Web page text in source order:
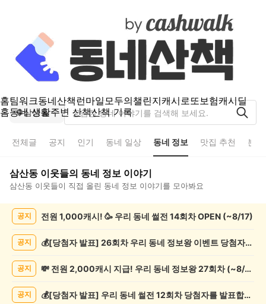
홈팀워크동네산책런마일모두의챌린지캐시로또보험캐시딜
홈동네 생활주변 산책산책 기록
삼산동
전체글 공지 인기 동네 일상 동네 정보 맛집 추천 분
삼산동 이웃들의 동네 정보 이야기
삼산동 이웃들이 직접 올린 동네 정보 이야기를 모아봐요
공지 전원 1,000캐시! 🥳 우리 동네 썰전 14회차 OPEN (~8/17)
공지 💰[당첨자 발표] 26회차 우리 동네 정보왕 이벤트 당첨자를 발표합니다!
공지 💸 전원 2,000캐시 지급! 우리 동네 정보왕 27회차 (~8/10)
공지 💰[당첨자 발표] 우리 동네 썰전 12회차 당첨자를 발표합니다!